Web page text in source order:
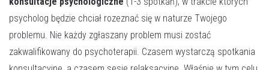
psycholog będzie chciał rozeznać się w naturze Twojego
problemu. Nie każdy zgłaszany problem musi zostać
zakwalifikowany do psychoterapii. Czasem wystarczą spotkania
WYŚLIJ WIADOMOŚĆ